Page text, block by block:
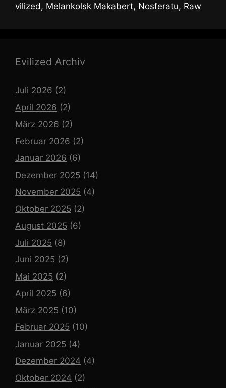
vilized, Melankolsk Makabert, Nosferatu, Raw
Evilized Archiv
Juli 2026 (2)
April 2026 (2)
März 2026 (2)
Februar 2026 (2)
Januar 2026 (6)
Dezember 2025 (14)
November 2025 (4)
Oktober 2025 (2)
August 2025 (6)
Juli 2025 (8)
Juni 2025 (2)
Mai 2025 (2)
April 2025 (6)
März 2025 (10)
Februar 2025 (10)
Januar 2025 (4)
Dezember 2024 (4)
Oktober 2024 (2)